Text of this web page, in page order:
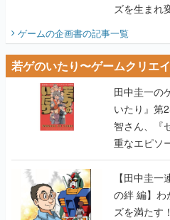
ズを生まれ
ビュー】
ゲームの企画書の記事一覧
若ゲのいたり〜ゲームクリエ
田中圭一の
いたり』第
智さん、『
重なエピソ
【田中圭一
の絆 編】わ
ズを満たす